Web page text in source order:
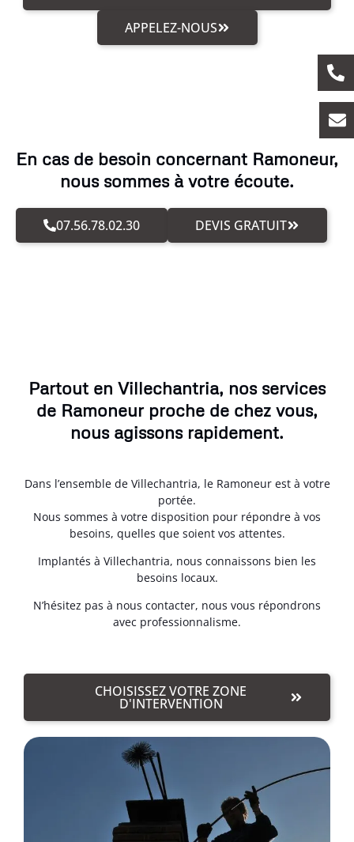
APPELEZ-NOUS
En cas de besoin concernant Ramoneur,
nous sommes à votre écoute.
07.56.78.02.30 DEVIS GRATUIT
Partout en Villechantria, nos services
de Ramoneur proche de chez vous,
nous agissons rapidement.
Dans l’ensemble de Villechantria, le Ramoneur est à votre
portée.
Nous sommes à votre disposition pour répondre à vos
besoins, quelles que soient vos attentes.
Implantés à Villechantria, nous connaissons bien les
besoins locaux.
N’hésitez pas à nous contacter, nous vous répondrons
avec professionnalisme.
CHOISISSEZ VOTRE ZONE
D'INTERVENTION